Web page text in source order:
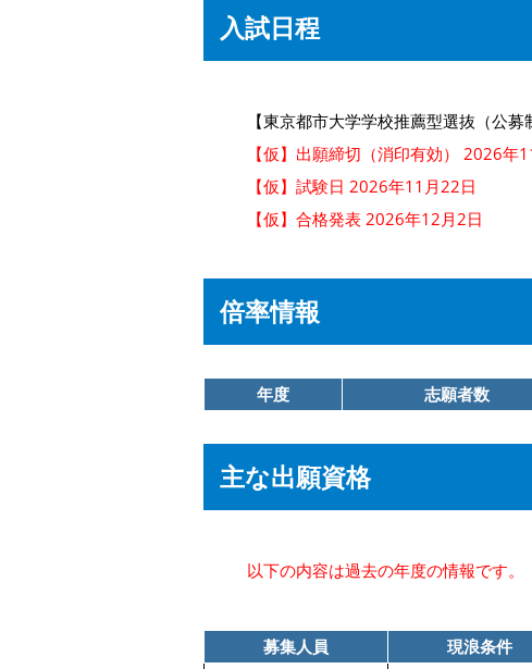
入試日程
【東京都市大学学校推薦型選抜（公募
【仮】出願締切（消印有効） 2026年
【仮】試験日 2026年11月22日
【仮】合格発表 2026年12月2日
倍率情報
年度 志願者数
主な出願資格
以下の内容は過去の年度の情報です。
募集人員 現浪条件